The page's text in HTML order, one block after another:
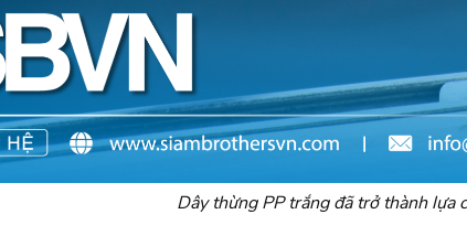
Dây thừng PP trắng đã trở thành